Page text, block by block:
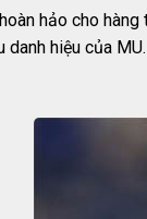
hảo cho
danh hiệu của MU.